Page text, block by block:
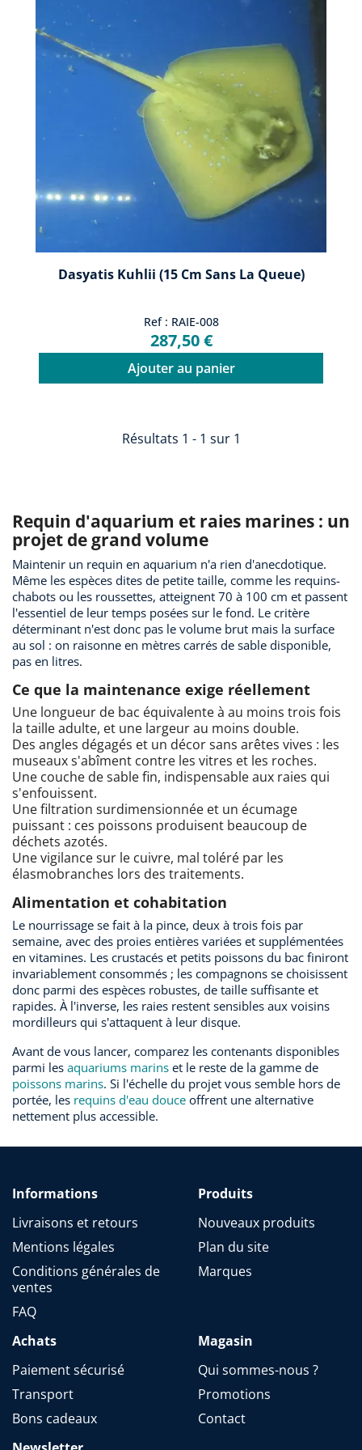
courante dans les aquariums de particuliers.
Pour sa maintenance en aquarium, un aquarium marin d'au
moins 2 mètres de long est indispensable, avec des cachettes
suffisamment profondes.
L'éspéce est carnivore reclus et inactive pendant la journée, il
se nourrit activement au crépuscule et la nuit sur de petites
proies, des invertébrés benthiques et des poissons.
Les femelles pondent des capsules d'oeufs en forme de sac à
main sur le fond, et les jeunes requineaux éclosent après 4 à 6
mois.
Dasyatis Kuhlii (15 Cm Sans La Queue)
Ref : RAIE-008
287,50 €
Ajouter au panier
Résultats 1 - 1 sur 1
Requin d'aquarium et raies marines : un
projet de grand volume
Maintenir un requin en aquarium n'a rien d'anecdotique.
Même les espèces dites de petite taille, comme les requins-
chabots ou les roussettes, atteignent 70 à 100 cm et passent
l'essentiel de leur temps posées sur le fond. Le critère
déterminant n'est donc pas le volume brut mais la surface
au sol : on raisonne en mètres carrés de sable disponible,
pas en litres.
Ce que la maintenance exige réellement
Une longueur de bac équivalente à au moins trois fois
la taille adulte, et une largeur au moins double.
Des angles dégagés et un décor sans arêtes vives : les
museaux s'abîment contre les vitres et les roches.
Une couche de sable fin, indispensable aux raies qui
s'enfouissent.
Une filtration surdimensionnée et un écumage
puissant : ces poissons produisent beaucoup de
déchets azotés.
Une vigilance sur le cuivre, mal toléré par les
élasmobranches lors des traitements.
Alimentation et cohabitation
Le nourrissage se fait à la pince, deux à trois fois par
semaine, avec des proies entières variées et supplémentées
en vitamines. Les crustacés et petits poissons du bac finiront
invariablement consommés ; les compagnons se choisissent
donc parmi des espèces robustes, de taille suffisante et
rapides. À l'inverse, les raies restent sensibles aux voisins
mordilleurs qui s'attaquent à leur disque.
Avant de vous lancer, comparez les contenants disponibles
parmi les aquariums marins et le reste de la gamme de
poissons marins. Si l'échelle du projet vous semble hors de
portée, les requins d'eau douce offrent une alternative
nettement plus accessible.
Informations
Livraisons et retours
Mentions légales
Conditions générales de
ventes
FAQ
Produits
Nouveaux produits
Plan du site
Marques
Achats
Paiement sécurisé
Transport
Bons cadeaux
Magasin
Qui sommes-nous ?
Promotions
Contact